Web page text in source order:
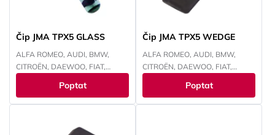
Čip JMA TPX5 GLASS
ALFA ROMEO, AUDI, BMW,
CITROËN, DAEWOO, FIAT,
CHEVROLET, CHRYSLER, ISUZU,
IVECO, JEEP, KAWASAKI, KIA,
MAZDA, MITSUBISHI, NISSAN,
Poptat
Čip JMA TPX5 WEDGE
ALFA ROMEO, AUDI, BMW,
CITROËN, DAEWOO, FIAT,
CHEVROLET, CHRYSLER, ISUZU,
IVECO, JEEP, KAWASAKI, KIA,
Poptat